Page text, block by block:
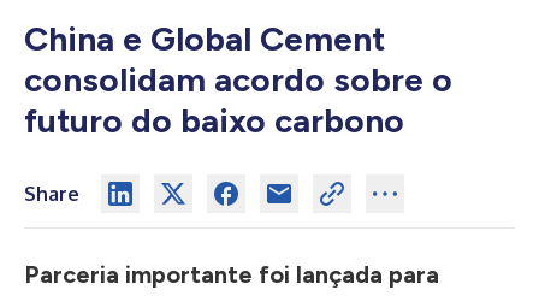
China e Global Cement
consolidam acordo sobre o
futuro do baixo carbono
Share
Parceria importante foi lançada para